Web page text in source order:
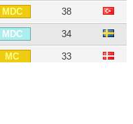
MDC 38
MDC 34
MC 33